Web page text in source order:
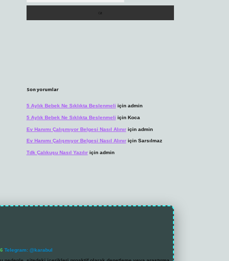
Son yorumlar
5 Aylık Bebek Ne Sıklıkta Beslenmeli için admin
5 Aylık Bebek Ne Sıklıkta Beslenmeli için Koca
Ev Hanımı Çalışmıyor Belgesi Nasıl Alınıriçin admin
Ev Hanımı Çalışmıyor Belgesi Nasıl Alınıriçin Sarsılmaz
Tdk Çalıkuşu Nasıl Yazılıriçin admin
Telegram: @karabul